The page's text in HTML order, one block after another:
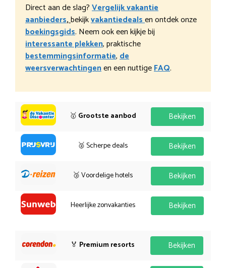
Direct aan de slag?Vergelijk vakantie
aanbieders,bekijkvakantiedealsen ontdek onze
boekingsgids. Neem ook een kijkje bij
interessante plekken, praktische
bestemmingsinformatie,de
weersverwachtingenen een nuttigeFAQ.
🥇 Grootste aanbod Bekijken
🥈 Scherpe deals Bekijken
🥉 Voordelige hotels Bekijken
Heerlijke zonvakanties Bekijken
🏅 Premium resorts Bekijken